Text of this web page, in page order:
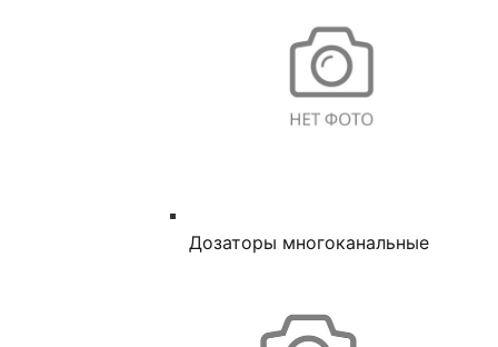
Дозаторы многоканальные